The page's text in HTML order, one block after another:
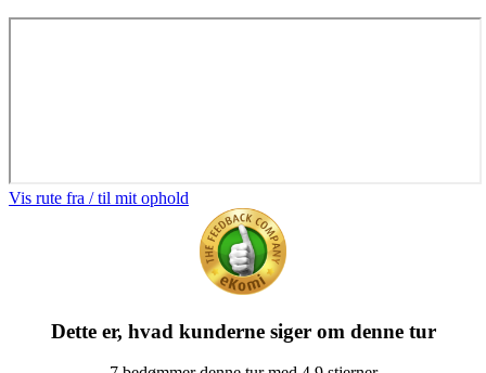
Vis rute fra / til mit ophold
Dette er, hvad kunderne siger om denne tur